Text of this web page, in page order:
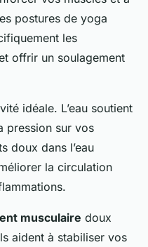
postures de yoga
les
offrir un soulagement
idéale. L’eau soutient
pression sur vos
doux dans l’eau
la circulation
musculaire doux
aident à stabiliser vos